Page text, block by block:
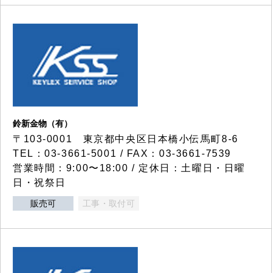
鈴新金物（有）
〒103-0001 東京都中央区日本橋小伝馬町8-6
TEL：03-3661-5001 / FAX：03-3661-7539
営業時間：9:00〜18:00 / 定休日：土曜日・日曜
日・祝祭日
販売可 工事・取付可